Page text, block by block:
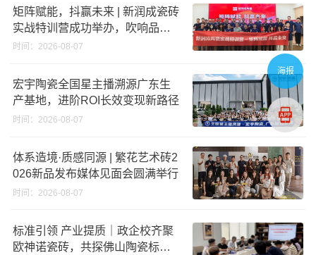
矩阵赋能，抖赢未来 | 新润成瓷砖
实战特训营成功举办，吹响品牌
秋季营销冲锋号！
时间：2026-08-07
宏宇陶瓷全国星主播溯源广东生
产基地，进阶ROI长效变现新路径
时间：2026-08-07
体系造境·质感同源 | 繁花艺术砖2
026新品发布媒体见面会圆满举行
时间：2026-08-07
标准引领 产业提质｜政企校齐聚
欧神诺瓷砖，共探佛山陶瓷标准
海报